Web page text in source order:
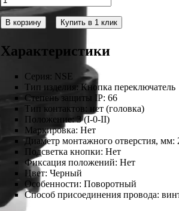
В корзину Купить в 1 клик
Характеристики
Серия: NSE
Тип изделия: Кнопка переключатель
Степень защиты IP:66
Тип контактов: нет (головка)
Положение:3 (I-0-II)
Маркировка:Нет
Диаметр монтажного отверстия, мм:
Подсветка кнопки:Нет
Фиксация положений:Нет
Цвет:Черный
Особенности:Поворотный
Способ присоединения провода: